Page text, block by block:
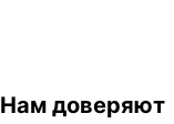
Проверка
Нам доверяют